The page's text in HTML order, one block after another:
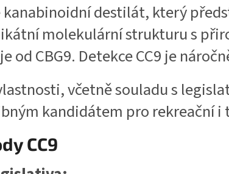
kanabinoidní destilát, který
molekulární strukturu s
od CBG9. Detekce CC9 je
včetně souladu s
kandidátem pro rekreační
CC9